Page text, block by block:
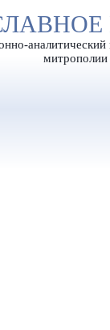
А А
аналитический
митрополии